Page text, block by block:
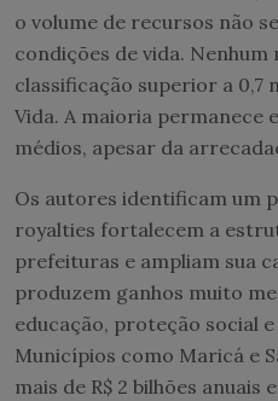
o volume de recursos não
condições de vida.
classificação superior a 0,7
Vida. A maioria permanece
médios, apesar da
Os autores identificam um
royalties fortalecem a
prefeituras e ampliam sua
produzem ganhos muito
educação, proteção social
Municípios como Maricá e
mais de R$ 2 bilhões